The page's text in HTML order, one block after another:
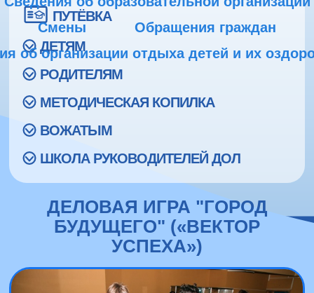
Смены
Обращения граждан
об организации отдыха детей и их
ПУТЁВКА
ДЕТЯМ
РОДИТЕЛЯМ
МЕТОДИЧЕСКАЯ КОПИЛКА
ВОЖАТЫМ
ШКОЛА РУКОВОДИТЕЛЕЙ ДОЛ
ДЕЛОВАЯ ИГРА "ГОРОД
БУДУЩЕГО" («ВЕКТОР
УСПЕХА»)